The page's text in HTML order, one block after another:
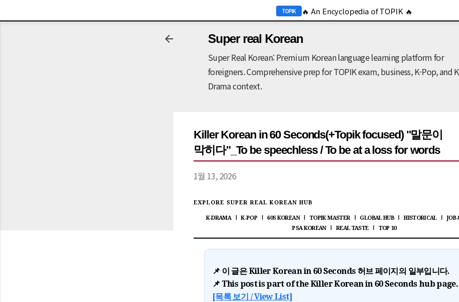
TOPIK 🔥 An Encyclopedia of TOPIK 🔥
기본 콘텐츠로 건너뛰기
Super real Korean
Super Real Korean: Premium Korean language learning platform for
foreigners. Comprehensive prep for TOPIK exam, business, K-Pop, and
Drama context.
Killer Korean in 60 Seconds(+Topik focused) "말문이
막히다"_To be speechless / To be at a loss for words
1월 13, 2026
EXPLORE SUPER REAL KOREAN HUB
K-DRAMA K-POP 60S KOREAN TOPIK MASTER GLOBAL HUB HISTORICAL JOB
PSA KOREAN REAL TASTE TOP 10
📌 이 글은Killer Korean in 60 Seconds 허브 페이지의 일부입니다.
📌 This post is part of theKiller Korean in 60 Seconds hub page.
[목록 보기 / View List]